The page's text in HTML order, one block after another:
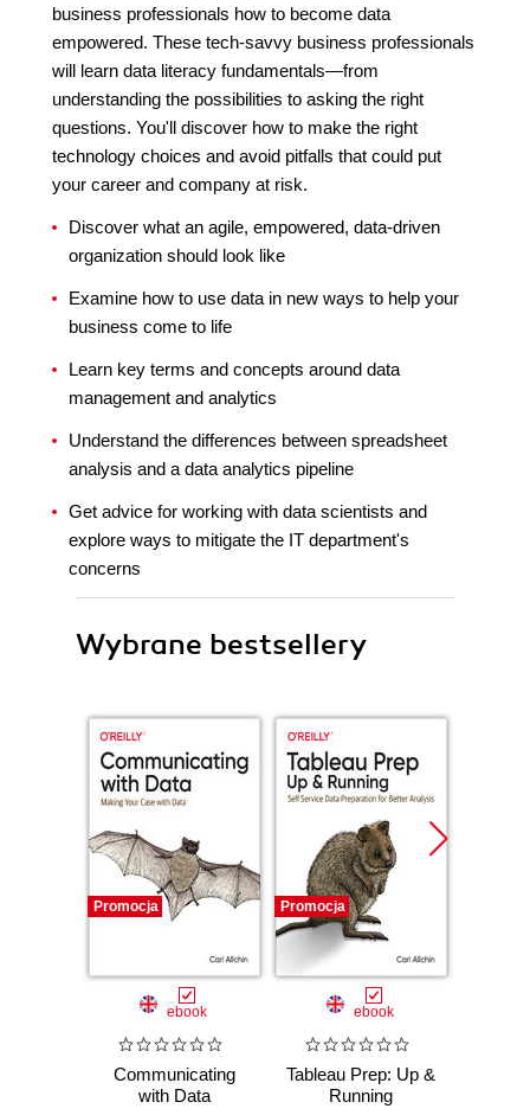
business professionals how to become data
empowered. These tech-savvy business professionals
will learn data literacy fundamentals—from
understanding the possibilities to asking the right
questions. You'll discover how to make the right
technology choices and avoid pitfalls that could put
your career and company at risk.
Discover what an agile, empowered, data-driven
organization should look like
Examine how to use data in new ways to help your
business come to life
Learn key terms and concepts around data
management and analytics
Understand the differences between spreadsheet
analysis and a data analytics pipeline
Get advice for working with data scientists and
explore ways to mitigate the IT department's
concerns
Wybrane bestsellery
Promocja
ebook
Communicating
with Data
Promocja
ebook
Tableau Prep: Up &
Running